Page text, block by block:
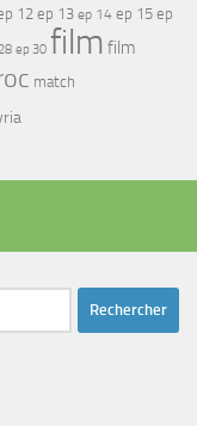
12 ep 13 ep 14 ep 15 ep
ep 30 film film
match